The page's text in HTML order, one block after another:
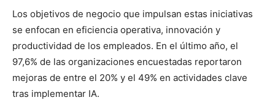
Los objetivos de negocio que impulsan estas iniciativas
se enfocan en eficiencia operativa, innovación y
productividad de los empleados. En el último año, el
97,6% de las organizaciones encuestadas reportaron
mejoras de entre el 20% y el 49% en actividades clave
tras implementar IA.